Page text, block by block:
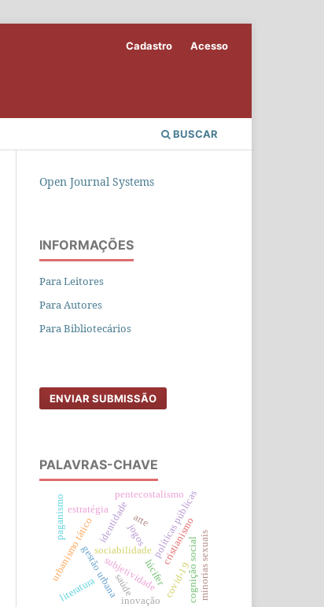
BUSCAR
Cadastro Acesso
Open Journal Systems
INFORMAÇÕES
Para Leitores
Para Autores
Para Bibliotecários
ENVIAR SUBMISSÃO
PALAVRAS-CHAVE
covid-19
sociabilidade políticas públicas
gestão urbana
urbanismo táticoidentidade
subjetividade
pentecostalismo
cognição socialminorias sexuais
arte
lúcifer
cristianismo
paganismo
literatura saúde
jogos
inovação
estratégia